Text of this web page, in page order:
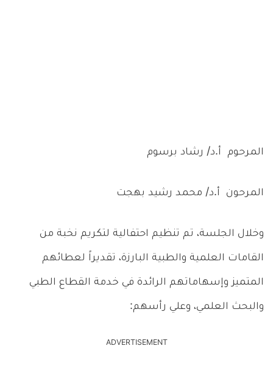
المرحوم أ.د/ رشاد برسوم
المرحون أ.د/ محمد رشيد بهجت
وخلال الجلسة، تم تنظيم احتفالية لتكريم نخبة من
القامات العلمية والطبية البارزة، تقديراً لعطائهم
المتميز وإسهاماتهم الرائدة في خدمة القطاع الطبي
والبحث العلمي، وعلي رأسهم:
ADVERTISEMENT